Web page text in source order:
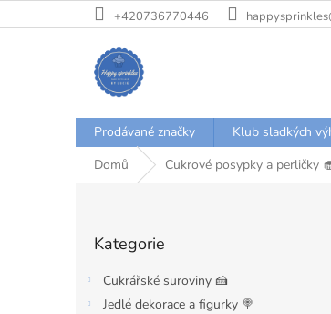
na
+420736770446
Prodávané značky Klub sladkých
Domů
Cukrové posypky a perličky
kategorie
Kategorie
Cukrářské suroviny 🍰
Jedlé dekorace a figurky 🍭